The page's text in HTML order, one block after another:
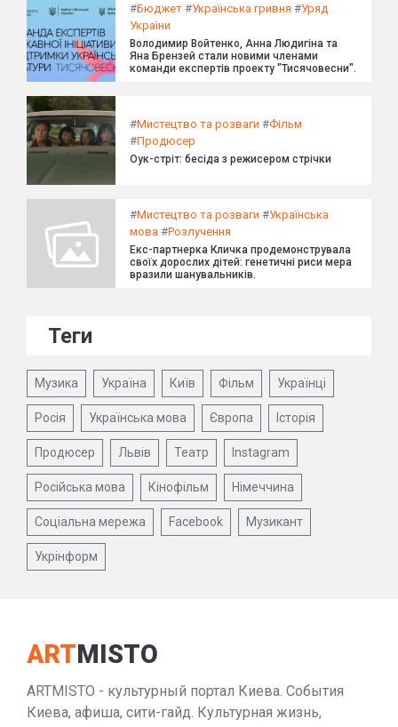
#Бюджет #Українська гривня #Уряд
України
Володимир Войтенко, Анна Людигіна та
Яна Брензей стали новими членами
команди експертів проекту "Тисячовесни".
#Мистецтво та розваги #Фільм
#Продюсер
Оук-стріт: бесіда з режисером стрічки
#Мистецтво та розваги #Українська
мова #Розлучення
Екс-партнерка Кличка продемонструвала
своїх дорослих дітей: генетичні риси мера
вразили шанувальників.
Теги
Музика Україна Київ Фільм Українці
Росія Українська мова Європа Історія
Продюсер Львів Театр Instagram
Російська мова Кінофільм Німеччина
Соціальна мережа Facebook Музикант
Укрінформ
ARTMISTO
ARTMISTO - культурный портал Киева. События
Киева, афиша, сити-гайд. Культурная жизнь,